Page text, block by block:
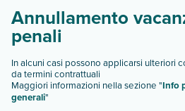
Annullamento
penali
In alcuni casi possono applicarsi ulteriori
da termini contrattuali
Maggiori informazioni nella sezione "Info
generali"